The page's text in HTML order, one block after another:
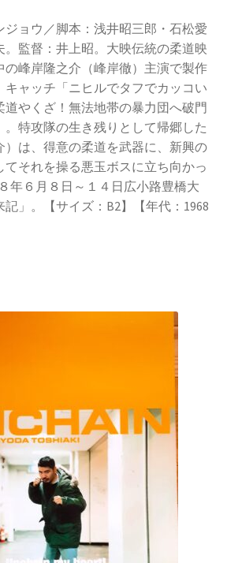
ジョウ／脚本：浅井昭三郎・石松愛
。監督：井上昭。大映伝統の柔道映
の峰岸隆之介（峰岸徹）主演で製作
キャッチ「ニヒルでタフでカッコい
道やくざ！無法地帯の暴力団へ破門
特攻隊の生き残りとして帰郷した
）は、得意の柔道を武器に、新興の
それを操る悪玉ボスに立ち向かっ
年６月８日～１４日広小路豊橋大
」。【サイズ：B2】【年代：1968